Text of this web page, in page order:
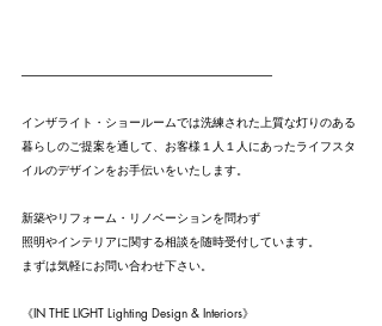
---------------------------------------------------------------------------------------------------------
インザライト・ショールームでは洗練された上質な灯りのある
暮らしのご提案を通して、お客様１人１人にあったライフスタ
イルのデザインをお手伝いをいたします。
新築やリフォーム・リノベーションを問わず
照明やインテリアに関する相談を随時受付しています。
まずは気軽にお問い合わせ下さい。
《IN THE LIGHT Lighting Design & Interiors》